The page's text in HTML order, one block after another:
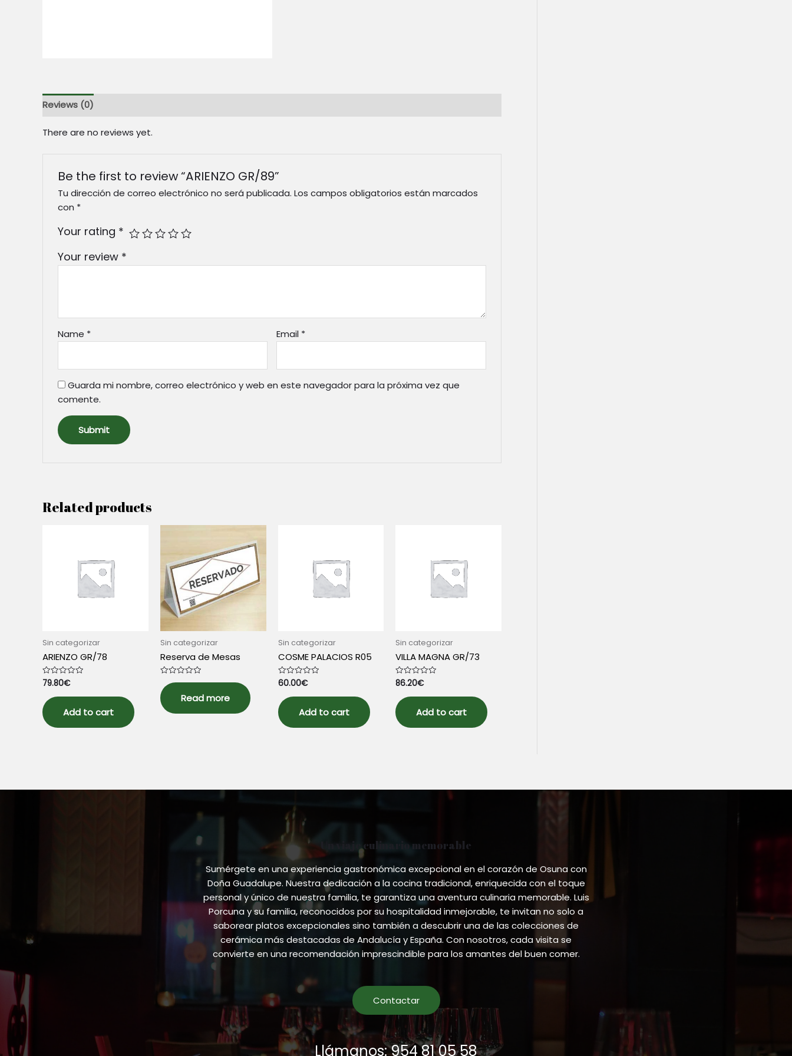
Reviews (0)
There are no reviews yet.
Be the first to review “ARIENZO GR/89”
Tu dirección de correo electrónico no será publicada. Los campos obligatorios están marcados
con *
Your rating *
Your review *
Name * Email *
Guarda mi nombre, correo electrónico y web en este navegador para la próxima vez que
comente.
Related products
Sin categorizar
ARIENZO GR/78
Rated
0
out
of
5
79.80€
Add to cart
Sin categorizar
Reserva de Mesas
Rated
0
out
of
5
Read more
Sin categorizar
COSME PALACIOS R05
Rated
0
out
of
5
60.00€
Add to cart
Sin categorizar
VILLA MAGNA GR/73
Rated
0
out
of
5
86.20€
Add to cart
Un viaje culinario memorable
Sumérgete en una experiencia gastronómica excepcional en el corazón de Osuna con
Doña Guadalupe. Nuestra dedicación a la cocina tradicional, enriquecida con el toque
personal y único de nuestra familia, te garantiza una aventura culinaria memorable. Luis
Porcuna y su familia, reconocidos por su hospitalidad inmejorable, te invitan no solo a
saborear platos excepcionales sino también a descubrir una de las colecciones de
cerámica más destacadas de Andalucía y España. Con nosotros, cada visita se
convierte en una recomendación imprescindible para los amantes del buen comer.
Contactar
Llámanos: 954 81 05 58